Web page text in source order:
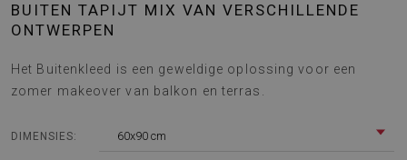
BUITEN TAPIJT MIX VAN VERSCHILLENDE
ONTWERPEN
Het Buitenkleed is een geweldige oplossing voor een
zomer makeover van balkon en terras.
DIMENSIES: 60x90 cm